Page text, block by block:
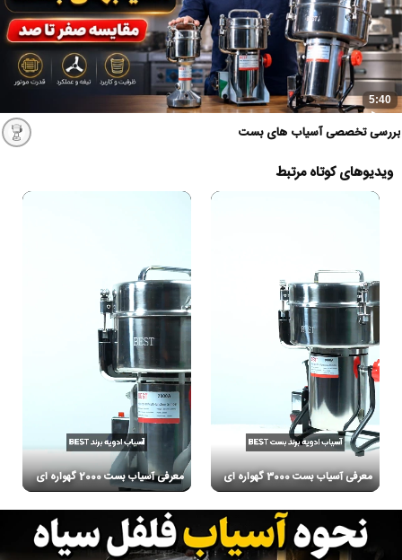
5:40
بررسی تخصصی آسیاب های بست
ویدیوهای کوتاه مرتبط
معرفی آسیاب بست 3000 گهواره ای معرفی آسیاب بست 2000 گهواره ای